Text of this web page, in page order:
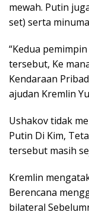
mewah. Putin
set) serta
“Kedua
tersebut, Ke
Kendaraan
ajudan Kremlin
Ushakov tidak
Putin Di Kim,
tersebut masih
Kremlin
Berencana
bilateral